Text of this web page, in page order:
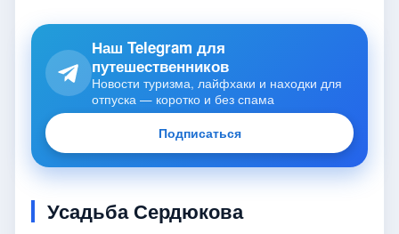
Наш Telegram для
путешественников
Новости туризма, лайфхаки и находки для
отпуска — коротко и без спама
Подписаться
Усадьба Сердюкова